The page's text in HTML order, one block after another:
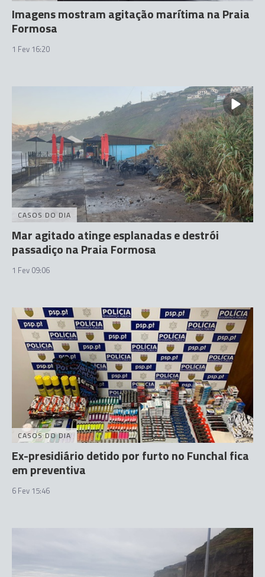
Imagens mostram agitação marítima na Praia
Formosa
1 Fev 16:20
CASOS DO DIA
Mar agitado atinge esplanadas e destrói
passadiço na Praia Formosa
1 Fev 09:06
CASOS DO DIA
Ex-presidiário detido por furto no Funchal fica
em preventiva
6 Fev 15:46